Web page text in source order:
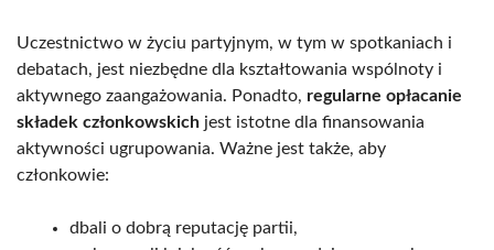
Uczestnictwo w życiu partyjnym, w tym w spotkaniach i
debatach, jest niezbędne dla kształtowania wspólnoty i
aktywnego zaangażowania. Ponadto, regularne opłacanie
składek członkowskich jest istotne dla finansowania
aktywności ugrupowania. Ważne jest także, aby
członkowie:
dbali o dobrą reputację partii,